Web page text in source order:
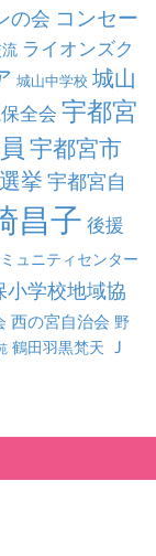
の会 コンセー
ライオンズク
城山中学校 城山
全会 宇都宮
宇都宮市
挙 宇都宮自
昌子 後援
ュニティセンター
小学校地域協
西の宮自治会 野
鶴田羽黒梵天
Ｊ